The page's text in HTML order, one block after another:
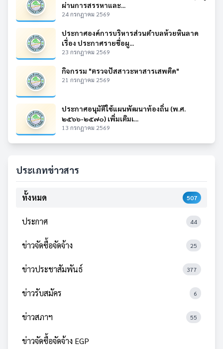
ผ่านการสรรหาและ...
24 กรกฎาคม 2569
ประกาศองค์การบริหารส่วนตำบลห้วยหินลาด
เรื่อง ประกาศรายชื่อผู...
23 กรกฎาคม 2569
กิจกรรม "ตรวจปัสสาวะหาสารเสพติด"
21 กรกฎาคม 2569
ประกาศอนุมัติใช้แผนพัฒนาท้องถิ่น (พ.ศ.
๒๕๖๖-๒๕๗๐) เพิ่มเติมเ...
13 กรกฎาคม 2569
ประเภทข่าวสาร
ทั้งหมด 507
ประกาศ 44
ข่าวจัดซื้อจัดจ้าง 25
ข่าวประชาสัมพันธ์ 377
ข่าวรับสมัคร 6
ข่าวสภาฯ 55
ข่าวจัดซื้อจัดจ้าง EGP